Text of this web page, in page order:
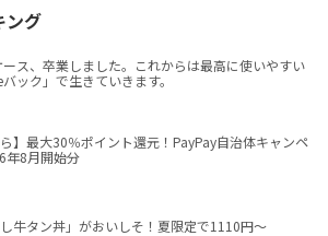
ング
ス、卒業しました。これからは最高に使いやすい
バック」で生きていきます。
ら】最大30％ポイント還元！PayPay自治体キャンペ
年8月開始分
し牛タン丼」がおいしそ！夏限定で1110円～